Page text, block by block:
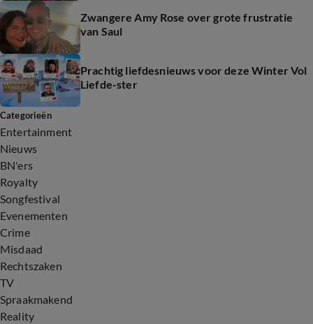
Zwangere Amy Rose over grote frustratie
van Saul
Prachtig liefdesnieuws voor deze Winter Vol
Liefde-ster
Categorieën
Entertainment
Nieuws
BN'ers
Royalty
Songfestival
Evenementen
Crime
Misdaad
Rechtszaken
TV
Spraakmakend
Reality